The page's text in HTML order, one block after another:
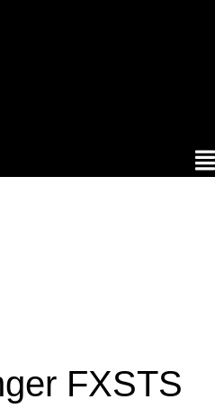
FXSTS